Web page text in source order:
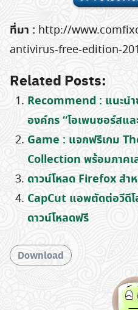
Search
ที่มา : http://
antivirus-free-edition-
Related Posts:
Recommend : แนะนำ
องค์กร “โอเพนซอร์สแล
Game : แจกฟรีเกม
Collection พร้อมภาค
ดาวน์โหลด Firefox สํา
CapCut แอพตัดต่อวีดี
ดาวน์โหลดฟรี
Download